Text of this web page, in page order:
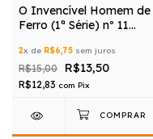
O Invencível Homem de
Ferro (1ª Série) nº 11
2x de R$6,75 sem juros
R$15,00 R$13,50
R$12,83 com Pix